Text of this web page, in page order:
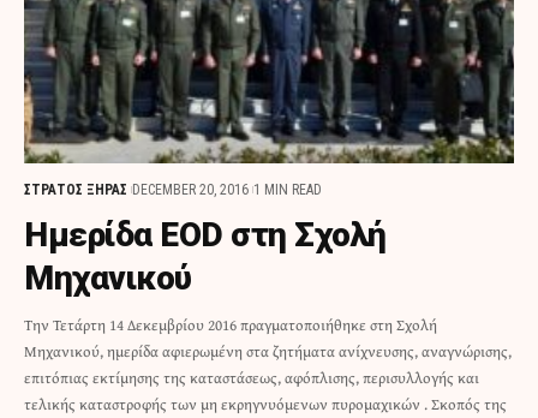
ΣΤΡΑΤΟΣ ΞΗΡΑΣ DECEMBER 20, 2016 1 MIN READ
Ημερίδα EOD στη Σχολή
Μηχανικού
Την Τετάρτη 14 Δεκεμβρίου 2016 πραγματοποιήθηκε στη Σχολή
Μηχανικού, ημερίδα αφιερωμένη στα ζητήματα ανίχνευσης, αναγνώρισης,
επιτόπιας εκτίμησης της καταστάσεως, αφόπλισης, περισυλλογής και
τελικής καταστροφής των μη εκρηγνυόμενων πυρομαχικών . Σκοπός της